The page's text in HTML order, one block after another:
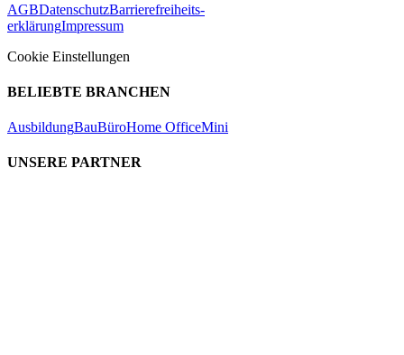
AGBDatenschutzBarrierefreiheits-
erklärungImpressum
Cookie Einstellungen
BELIEBTE BRANCHEN
AusbildungBauBüroHome OfficeMini
UNSERE PARTNER